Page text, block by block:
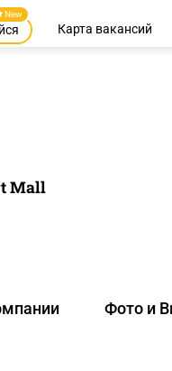
New
Карта вакансий
Mall
Фото и